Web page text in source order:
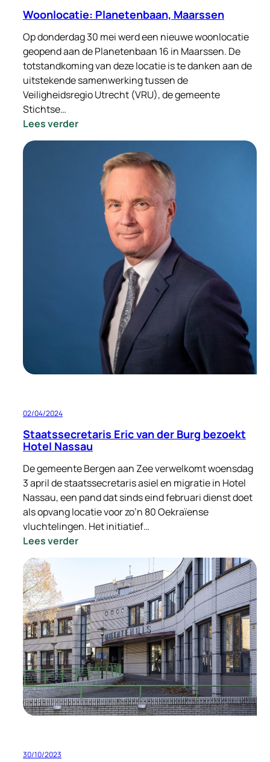
Woonlocatie: Planetenbaan, Maarssen
Op donderdag 30 mei werd een nieuwe woonlocatie
geopend aan de Planetenbaan 16 in Maarssen. De
totstandkoming van deze locatie is te danken aan de
uitstekende samenwerking tussen de
Veiligheidsregio Utrecht (VRU), de gemeente
Stichtse…
Lees verder:
Woonlocatie:
Planetenbaan,
Maarssen
02/04/2024
Staatssecretaris Eric van der Burg bezoekt
Hotel Nassau
De gemeente Bergen aan Zee verwelkomt woensdag
3 april de staatssecretaris asiel en migratie in Hotel
Nassau, een pand dat sinds eind februari dienst doet
als opvang locatie voor zo’n 80 Oekraïense
vluchtelingen. Het initiatief…
Lees verder:
Staatssecretaris
der
Burg
bezoekt
Hotel
Nassau
30/10/2023